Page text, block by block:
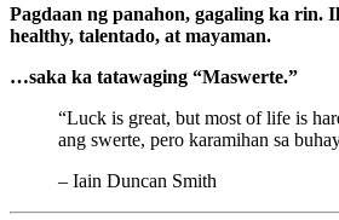
Pagdaan ng panahon, gagaling ka rin.
healthy, talentado, at mayaman.
…saka ka tatawaging “Maswerte.”
“Luck is great, but most of life is
ang swerte, pero karamihan sa
– Iain Duncan Smith